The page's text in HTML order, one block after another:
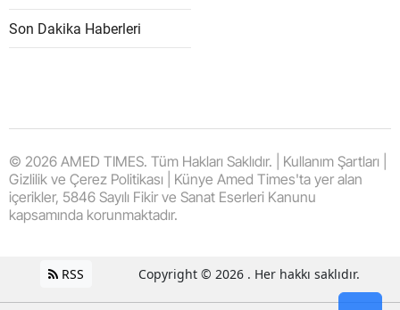
Son Dakika Haberleri
© 2026 AMED TIMES. Tüm Hakları Saklıdır. | Kullanım Şartları |
Gizlilik ve Çerez Politikası | Künye Amed Times'ta yer alan
içerikler, 5846 Sayılı Fikir ve Sanat Eserleri Kanunu
kapsamında korunmaktadır.
RSS Copyright © 2026 . Her hakkı saklıdır.